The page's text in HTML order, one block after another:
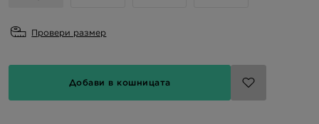
Провери размер
Добави в кошницата